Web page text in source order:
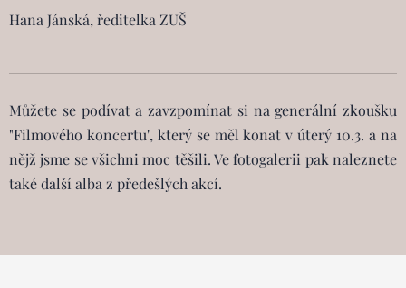
Hana Jánská, ředitelka ZUŠ
Můžete se podívat a zavzpomínat si na generální zkoušku
"Filmového koncertu", který se měl konat v úterý 10.3. a na
nějž jsme se všichni moc těšili. Ve fotogalerii pak naleznete
také další alba z předešlých akcí.